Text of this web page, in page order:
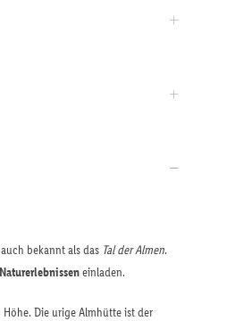
bekannt als das Tal der Almen.
einladen.
Die urige Almhütte ist der